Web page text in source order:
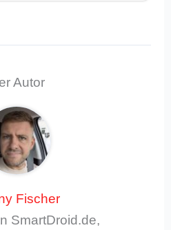
Autor
Fischer
SmartDroid.de,